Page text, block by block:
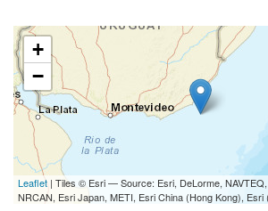
+
−
Leaflet| Tiles © Esri — Source: Esri, DeLorme, NAVTEQ,
NRCAN, Esri Japan, METI, Esri China (Hong Kong), Esri